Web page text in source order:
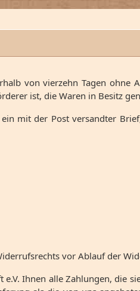
von vierzehn Tagen
ist, die Waren in Besitz
mit der Post versandter
vor Ablauf der
Ihnen alle Zahlungen, die